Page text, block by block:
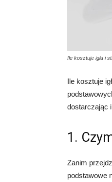
Ile kosztuje igła i
Ile kosztuje
dostarczając
1.
Zanim
podstawowe